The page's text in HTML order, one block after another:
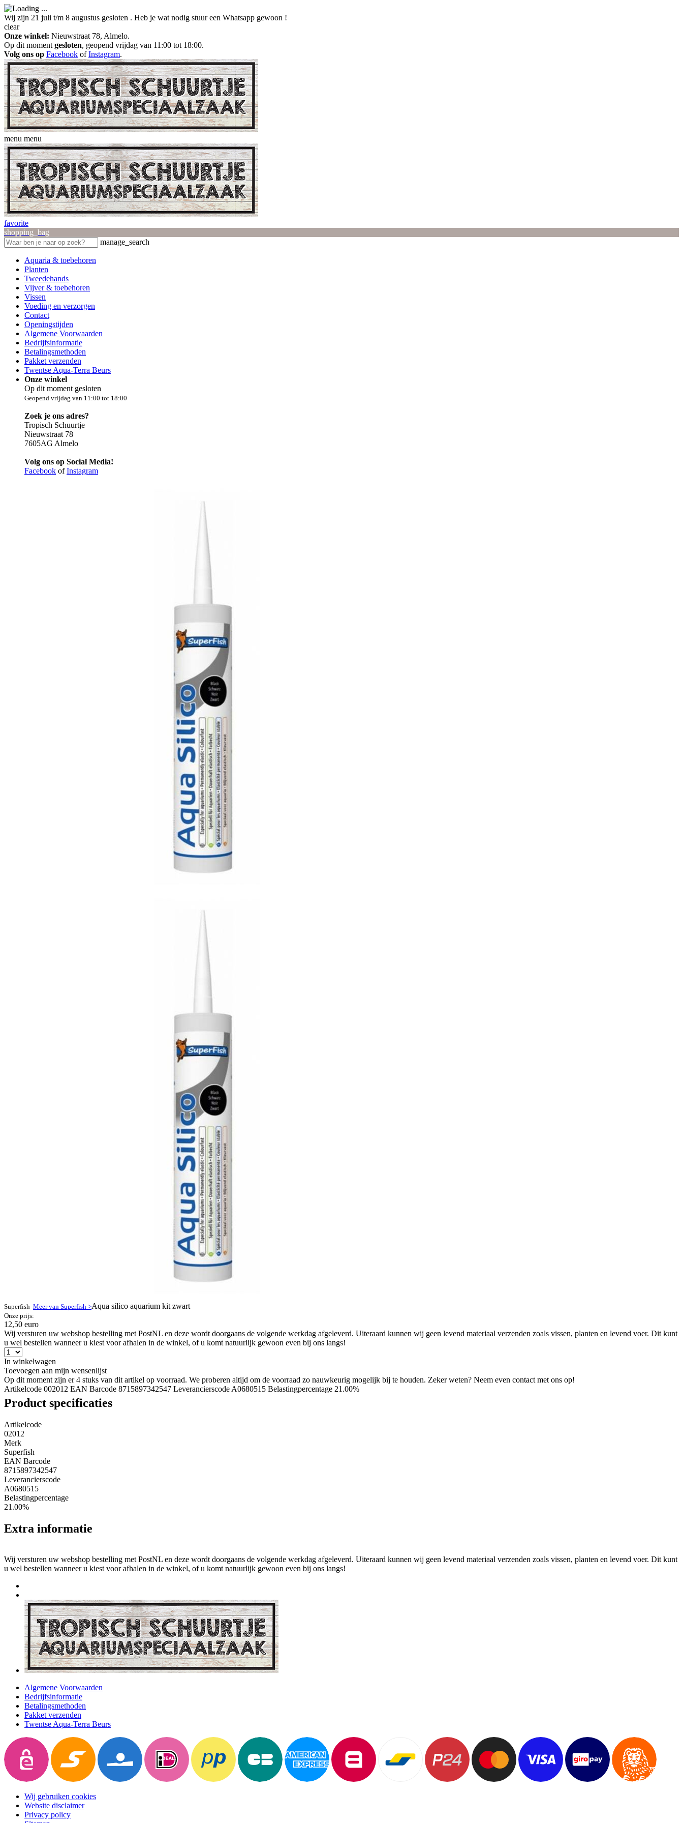
Wij zijn 21 juli t/m 8 augustus gesloten . Heb je wat nodig stuur een Whatsapp gewoon !
clear
Onze winkel: Nieuwstraat 78, Almelo.
Op dit moment gesloten, geopend vrijdag van 11:00 tot 18:00.
Volg ons op Facebook ofInstagram.
menu menu
favorite
shopping_bag
manage_search
Aquaria & toebehoren
Planten
Tweedehands
Vijver & toebehoren
Vissen
Voeding en verzorgen
Contact
Openingstijden
Algemene Voorwaarden
Bedrijfsinformatie
Betalingsmethoden
Pakket verzenden
Twentse Aqua-Terra Beurs
Onze winkel
Op dit moment gesloten
Geopend vrijdag van 11:00 tot 18:00
Zoek je ons adres?
Tropisch Schuurtje
Nieuwstraat 78
7605AG Almelo
Volg ons op Social Media!
Facebook ofInstagram
Superfish Meer van Superfish >Aqua silico aquarium kit zwart
Onze prijs:
12,50 euro
Wij versturen uw webshop bestelling met PostNL en deze wordt doorgaans de volgende werkdag afgeleverd. Uiteraard kunnen wij geen levend materiaal verzenden zoals vissen, planten en levend voer. Dit kunt
u wel bestellen wanneer u kiest voor afhalen in de winkel, of u komt natuurlijk gewoon even bij ons langs!
In winkelwagen
Toevoegen aan mijn wensenlijst
Op dit moment zijn er 4 stuks van dit artikel op voorraad. We proberen altijd om de voorraad zo nauwkeurig mogelijk bij te houden. Zeker weten? Neem even contact met ons op!
Artikelcode 002012 EAN Barcode 8715897342547 Leverancierscode A0680515 Belastingpercentage 21.00%
Product specificaties
Artikelcode
02012
Merk
Superfish
EAN Barcode
8715897342547
Leverancierscode
A0680515
Belastingpercentage
21.00%
Extra informatie
Wij versturen uw webshop bestelling met PostNL en deze wordt doorgaans de volgende werkdag afgeleverd. Uiteraard kunnen wij geen levend materiaal verzenden zoals vissen, planten en levend voer. Dit kunt
u wel bestellen wanneer u kiest voor afhalen in de winkel, of u komt natuurlijk gewoon even bij ons langs!
Algemene Voorwaarden
Bedrijfsinformatie
Betalingsmethoden
Pakket verzenden
Twentse Aqua-Terra Beurs
Wij gebruiken cookies
Website disclaimer
Privacy policy